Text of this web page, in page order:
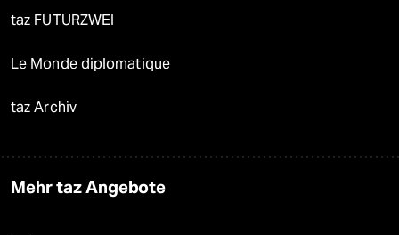
taz FUTURZWEI
Le Monde diplomatique
taz Archiv
Mehr taz Angebote